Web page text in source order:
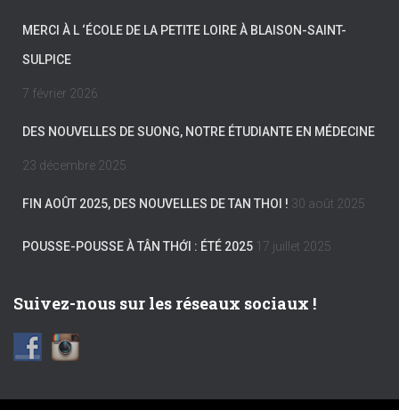
MERCI À L ‘ÉCOLE DE LA PETITE LOIRE À BLAISON-SAINT-
SULPICE
7 février 2026
DES NOUVELLES DE SUONG, NOTRE ÉTUDIANTE EN MÉDECINE
23 décembre 2025
FIN AOÛT 2025, DES NOUVELLES DE TAN THOI ! 30 août 2025
POUSSE-POUSSE À TÂN THỚI : ÉTÉ 2025 17 juillet 2025
Suivez-nous sur les réseaux sociaux !